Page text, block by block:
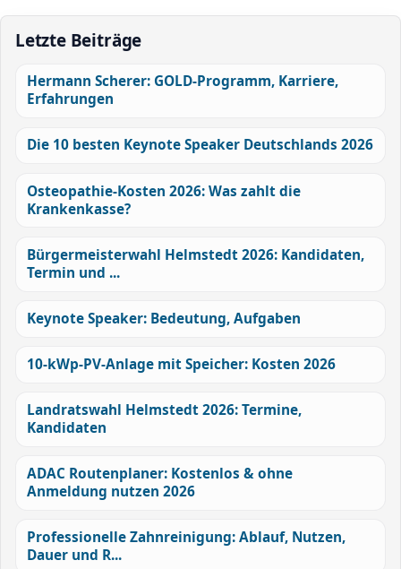
Letzte Beiträge
Hermann Scherer: GOLD-Programm, Karriere,
Erfahrungen
Die 10 besten Keynote Speaker Deutschlands 2026
Osteopathie-Kosten 2026: Was zahlt die
Krankenkasse?
Bürgermeisterwahl Helmstedt 2026: Kandidaten,
Termin und ...
Keynote Speaker: Bedeutung, Aufgaben
10-kWp-PV-Anlage mit Speicher: Kosten 2026
Landratswahl Helmstedt 2026: Termine,
Kandidaten
ADAC Routenplaner: Kostenlos & ohne
Anmeldung nutzen 2026
Professionelle Zahnreinigung: Ablauf, Nutzen,
Dauer und R...